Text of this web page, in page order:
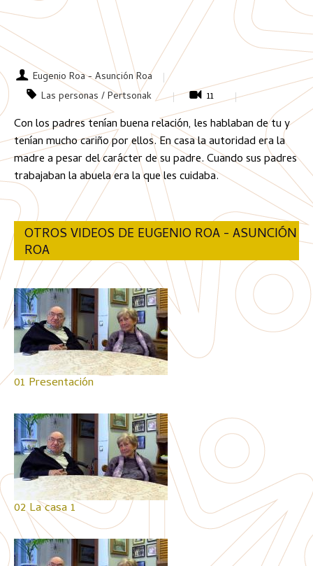
Eugenio Roa - Asunción Roa
Las personas / Pertsonak
11
Con los padres tenían buena relación, les hablaban de tu y
tenían mucho cariño por ellos. En casa la autoridad era la
madre a pesar del carácter de su padre. Cuando sus padres
trabajaban la abuela era la que les cuidaba.
OTROS VIDEOS DE EUGENIO ROA - ASUNCIÓN
ROA
01 Presentación
02 La casa 1